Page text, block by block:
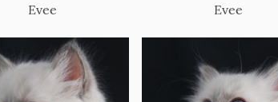
Evee Evee